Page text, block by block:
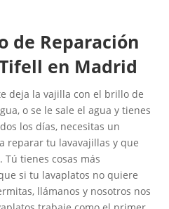
de Reparación
en Madrid
deja la vajilla con el brillo de
o se le sale el agua y tienes
los días, necesitas un
reparar tu lavavajillas y que
tienes cosas más
si tu lavaplatos no quiere
llámanos y nosotros nos